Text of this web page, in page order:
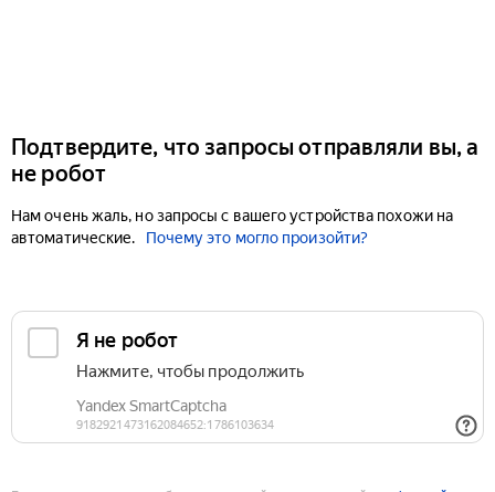
Подтвердите, что запросы отправляли вы, а
не робот
Нам очень жаль, но запросы с вашего устройства похожи на
автоматические.
Почему это могло произойти?